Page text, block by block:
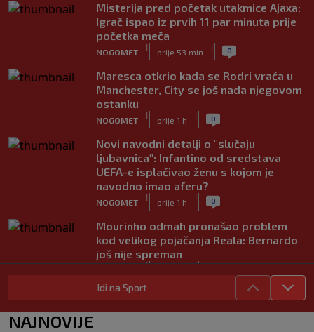
Misterija pred početak utakmice Ajaxa:
Igrač ispao iz prvih 11 par minuta prije
početka meča
NOGOMET
|
prije 53 min
| 0
Maresca otkrio kada se Rodri vraća u
Manchester, City se još nada njegovom
ostanku
NOGOMET
|
prije 1 h
| 0
Novi navodni detalji o "slučaju
ljubavnica": Infantino od sredstava
UEFA-e isplaćivao ženu s kojom je
navodno imao aferu?
NOGOMET
|
prije 1 h
| 0
Mourinho odmah pronašao problem
kod velikog pojačanja Reala: Bernardo
još nije spreman
| |
Carrick vraća Rashforda u prvi tim:
Idi na Sport
NAJNOVIJE